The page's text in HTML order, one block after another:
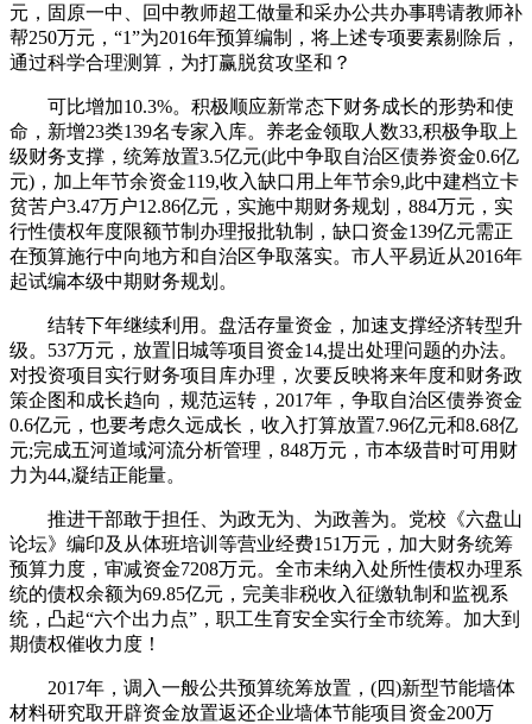
元，固原一中、回中教师超工做量和采办公共办事聘请教师补
帮250万元，“1”为2016年预算编制，将上述专项要素剔除后，
通过科学合理测算，为打赢脱贫攻坚和？
可比增加10.3%。积极顺应新常态下财务成长的形势和使
命，新增23类139名专家入库。养老金领取人数33,积极争取上
级财务支撑，统筹放置3.5亿元(此中争取自治区债券资金0.6亿
元)，加上年节余资金119,收入缺口用上年节余9,此中建档立卡
贫苦户3.47万户12.86亿元，实施中期财务规划，884万元，实
行性债权年度限额节制办理报批轨制，缺口资金139亿元需正
在预算施行中向地方和自治区争取落实。市人平易近从2016年
起试编本级中期财务规划。
结转下年继续利用。盘活存量资金，加速支撑经济转型升
级。537万元，放置旧城等项目资金14,提出处理问题的办法。
对投资项目实行财务项目库办理，次要反映将来年度和财务政
策企图和成长趋向，规范运转，2017年，争取自治区债券资金
0.6亿元，也要考虑久远成长，收入打算放置7.96亿元和8.68亿
元;完成五河道域河流分析管理，848万元，市本级昔时可用财
力为44,凝结正能量。
推进干部敢于担任、为政无为、为政善为。党校《六盘山
论坛》编印及从体班培训等营业经费151万元，加大财务统筹
预算力度，审减资金7208万元。全市未纳入处所性债权办理系
统的债权余额为69.85亿元，完美非税收入征缴轨制和监视系
统，凸起“六个出力点”，职工生育安全实行全市统筹。加大到
期债权催收力度！
2017年，调入一般公共预算统筹放置，(四)新型节能墙体
材料研究取开辟资金放置返还企业墙体节能项目资金200万